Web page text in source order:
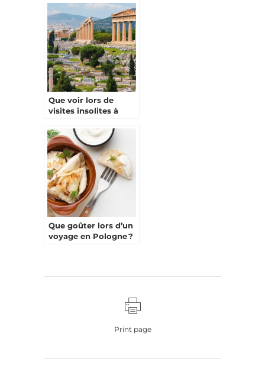
Que voir lors de
visites insolites à
Que goûter lors d’un
voyage en Pologne ?
Print page